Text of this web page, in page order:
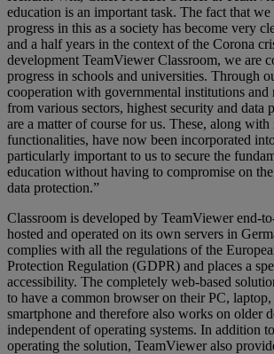
education is an important task. The fact that we
progress in this as a society has become very
and a half years in the context of the Corona
development TeamViewer Classroom, we are
progress in schools and universities. Through
cooperation with governmental institutions and
from various sectors, highest security and data
are a matter of course for us. These, along with
functionalities, have now been incorporated
particularly important to us to secure the
education without having to compromise on
data protection.”
Classroom is developed by TeamViewer end-
hosted and operated on its own servers in
complies with all the regulations of the
Protection Regulation (GDPR) and places a
accessibility. The completely web-based
to have a common browser on their PC,
smartphone and therefore also works on older
independent of operating systems. In addition
operating the solution, TeamViewer also